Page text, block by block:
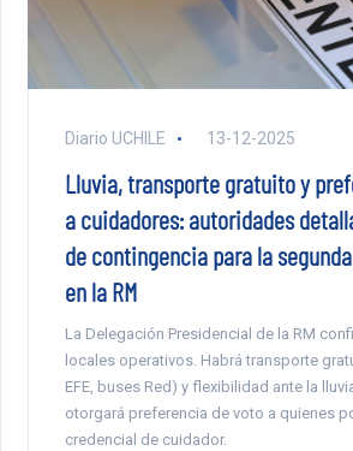
Diario UCHILE 13-12-2025
Lluvia, transporte gratuito y
a cuidadores: autoridades
de contingencia para la
en la RM
La Delegación Presidencial de la RM
locales operativos. Habrá transporte
EFE, buses Red) y flexibilidad ante la
otorgará preferencia de voto a quienes
credencial de cuidador.